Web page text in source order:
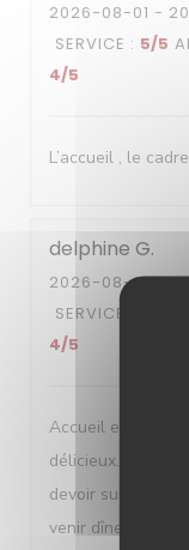
2026-08-01 -
SERVICE : 5/5
4/5
L’accueil , le
delphine G
2026-08-01-
SERVICE
4/5
Accueil et
délicieux. Lieu de
devoir subir les
venir dîner avec